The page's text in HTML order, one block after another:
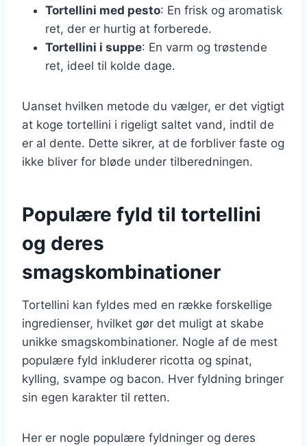
Tortellini med pesto: En frisk og aromatisk
ret, der er hurtig at forberede.
Tortellini i suppe: En varm og trøstende
ret, ideel til kolde dage.
Uanset hvilken metode du vælger, er det vigtigt
at koge tortellini i rigeligt saltet vand, indtil de
er al dente. Dette sikrer, at de forbliver faste og
ikke bliver for bløde under tilberedningen.
Populære fyld til tortellini
og deres
smagskombinationer
Tortellini kan fyldes med en række forskellige
ingredienser, hvilket gør det muligt at skabe
unikke smagskombinationer. Nogle af de mest
populære fyld inkluderer ricotta og spinat,
kylling, svampe og bacon. Hver fyldning bringer
sin egen karakter til retten.
Her er nogle populære fyldninger og deres